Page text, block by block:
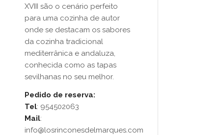
XVIII são o cenário perfeito
para uma cozinha de autor
onde se destacam os sabores
da cozinha tradicional
mediterrânica e andaluza,
conhecida como as tapas
sevilhanas no seu melhor.
Pedido de reserva:
Tel: 954502063
Mail:
info@losrinconesdelmarques.com